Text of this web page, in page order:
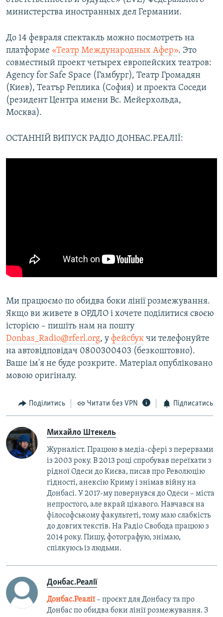
министерства иностранных дел Германии.
До 14 февраля спектакль можно посмотреть на
платформе «Театр Международных Афер». Это
совместный проект четырех европейских театров:
Agency for Safe Space (Гамбург), Театр Громадян
(Киев), Театър Реплика (София) и проекта Соседи
(резидент Центра имени Вс. Мейерхольда,
Москва).
ОСТАННІЙ ВИПУСК РАДІО ДОНБАС.РЕАЛІЇ:
Ми працюємо по обидва боки лінії розмежування.
Якщо ви живете в ОРДЛО і хочете поділитися своєю
історією – пишіть нам на пошту
Donbas_Radio@rferl.org, у фейсбук чи телефонуйте
на автовідповідач 0800300403 (безкоштовно).
Ваше ім'я не буде розкрите. Матеріал опубліковано
мовою оригіналу.
Поділитись Читати без VPN Підписатись
Михайло Штекель
Журналіст. Працюю в медіа-сфері з перервами
із 2003 року. В 2013 році спробував переїхати з
рідної Одеси до Києва, писав про Революцію
гідності, анексію Криму і знімав війну на
Донбасі. У 2017-му повернувся до Одеси – міста
непростого, але вкрай цікавого. Навчався на
філософському факультеті, тому маю слабкість
до довгих текстів. На Радіо Свобода працюю з
2014 року. Пишу, фотографую, знімаю,
спілкуюсь із людьми.
Донбас.Реалії
Донбас.Реалії– проєкт для Донбасу та про
Донбас по обидва боки лінії розмежування. З